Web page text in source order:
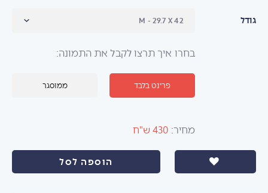
גודל
בחרו איך תרצו לקבל את התמונה:
פרינט בלבד ממוסגר
מחיר: 430 ש"ח
הוספה לסל